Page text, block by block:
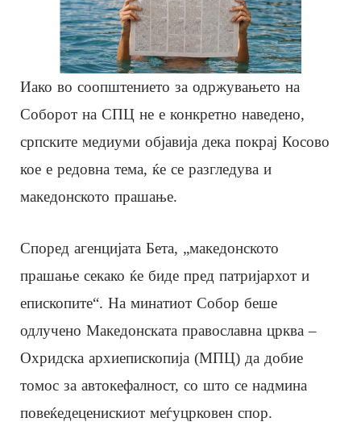
Иако во соопштението за одржувањето на
Соборот на СПЦ не е конкретно наведено,
српските медиуми објавија дека покрај Косово
кое е редовна тема, ќе се разгледува и
македонското прашање.
Според агенцијата Бета, „македонското
прашање секако ќе биде пред патријархот и
епископите“. На минатиот Собор беше
одлучено Македонската православна црква –
Охридска архиепископија (МПЦ) да добие
томос за автокефалност, со што се надмина
повеќедеценискиот меѓуцрковен спор.